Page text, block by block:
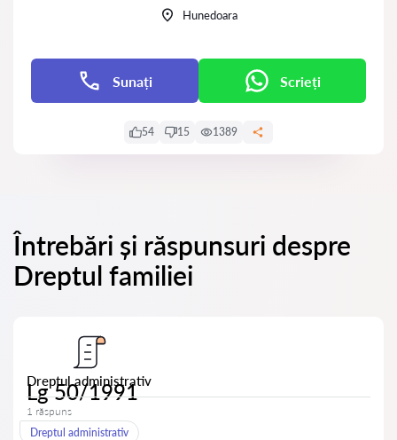
Hunedoara
Sunați Scrieți
54 15 1389
Întrebări și răspunsuri despre
Dreptul familiei
Dreptul administrativ
Lg 50/1991
1 răspuns
Dreptul administrativ